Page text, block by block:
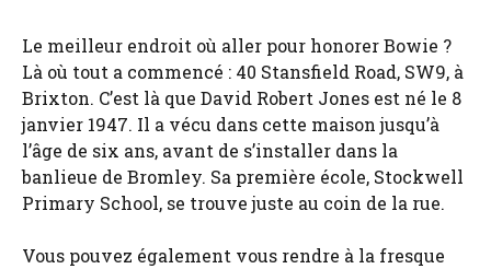
Le meilleur endroit où aller pour honorer Bowie ?
Là où tout a commencé : 40 Stansfield Road, SW9, à
Brixton. C’est là que David Robert Jones est né le 8
janvier 1947. Il a vécu dans cette maison jusqu’à
l’âge de six ans, avant de s’installer dans la
banlieue de Bromley. Sa première école, Stockwell
Primary School, se trouve juste au coin de la rue.
Vous pouvez également vous rendre à la fresque